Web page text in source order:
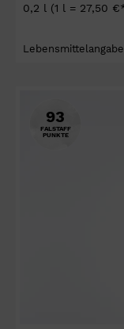
0,2 l (1 l = 27,50
93
FALSTAFF
PUNKTE